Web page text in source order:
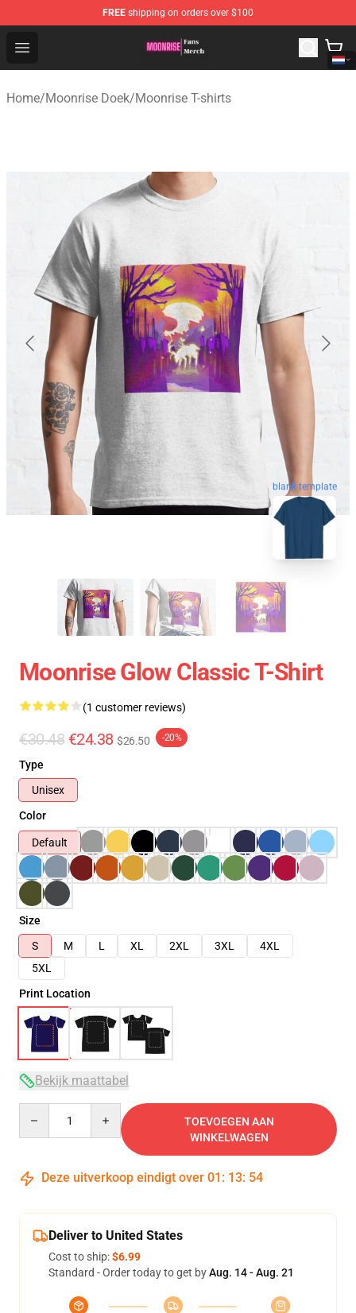
FREE shipping on orders over $100
Open menu
Moonrise Store - Official Moonrise Merchandise Shop
Home/Moonrise Doek/Moonrise T-shirts
blank template
Moonrise Glow Classic T-Shirt
(1 customer reviews)
€30.48 €24.38 $26.50 -20%
Type
Unisex
Color
Default
Size
S
M L XL 2XL 3XL
4XL
5XL
Print Location
Bekijk maattabel
TOEVOEGEN AAN
WINKELWAGEN
Deze uitverkoop eindigt over 01 : 13: 54
Deliver to United States
Cost to ship:$6.99
Standard - Order today to get byAug. 14 - Aug. 21